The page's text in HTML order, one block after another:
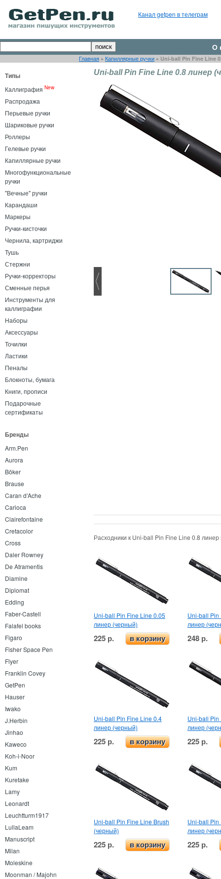
Канал getpen в телеграм
О
Главная » Капиллярные ручки » Uni-ball Pin Fine Line
Типы
Каллиграфия New
Распродажа
Перьевые ручки
Шариковые ручки
Роллеры
Гелевые ручки
Капиллярные ручки
Многофункциональные
ручки
"Вечные" ручки
Карандаши
Маркеры
Ручки-кисточки
Чернила, картриджи
Тушь
Стержни
Ручки-корректоры
Сменные перья
Инструменты для
каллиграфии
Наборы
Аксессуары
Точилки
Ластики
Пеналы
Блокноты, бумага
Книги, прописи
Подарочные
сертификаты
Бренды
Arm.Pen
Aurora
Böker
Brause
Caran d’Ache
Carioca
Clairefontaine
Cretacolor
Cross
Daler Rowney
De Atramentis
Diamine
Diplomat
Edding
Faber-Castell
Falafel books
Figaro
Fisher Space Pen
Flyer
Franklin Covey
GetPen
Hauser
Iwako
J.Herbin
Jinhao
Kaweco
Koh-i-Noor
Kum
Kuretake
Lamy
Leonardt
Leuchtturm1917
LullaLeam
Manuscript
Milan
Moleskine
Moonman / Majohn
Uni-ball Pin Fine Line 0.8 линер
Расходники к Uni-ball Pin Fine Line 0.8
Uni-ball Pin Fine Line 0.05
линер (черный)
225 р. в корзину
Uni-ball Pin
линер
248 р.
Uni-ball Pin Fine Line 0.4
линер (черный)
225 р. в корзину
Uni-ball Pin
линер
225 р.
Uni-ball Pin Fine Line Brush
(черный)
225 р. в корзину
Uni-ball Pin
линер
225 р.